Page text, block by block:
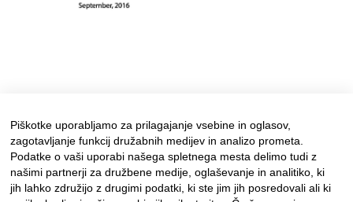
Piškotke uporabljamo za prilagajanje vsebine in oglasov,
zagotavljanje funkcij družabnih medijev in analizo prometa.
Podatke o vaši uporabi našega spletnega mesta delimo tudi z
našimi partnerji za družbene medije, oglaševanje in analitiko, ki
jih lahko združijo z drugimi podatki, ki ste jim jih posredovali ali ki